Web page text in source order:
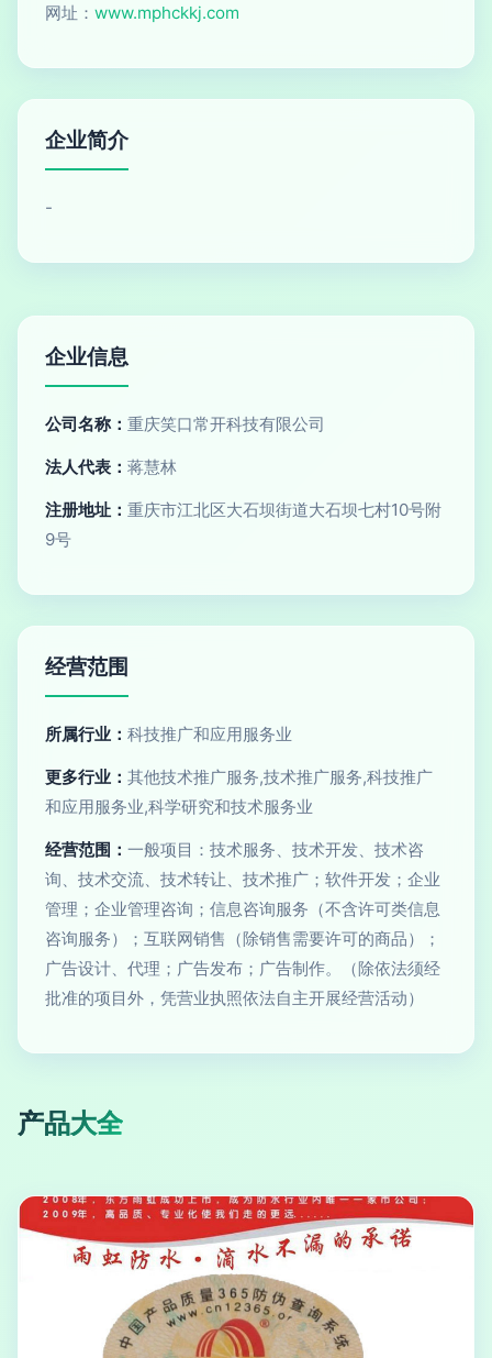
网址： www.mphckkj.com
企业简介
-
企业信息
公司名称： 重庆笑口常开科技有限公司
法人代表： 蒋慧林
注册地址： 重庆市江北区大石坝街道大石坝七村10号附
9号
经营范围
所属行业： 科技推广和应用服务业
更多行业： 其他技术推广服务,技术推广服务,科技推广
和应用服务业,科学研究和技术服务业
经营范围： 一般项目：技术服务、技术开发、技术咨
询、技术交流、技术转让、技术推广；软件开发；企业
管理；企业管理咨询；信息咨询服务（不含许可类信息
咨询服务）；互联网销售（除销售需要许可的商品）；
广告设计、代理；广告发布；广告制作。（除依法须经
批准的项目外，凭营业执照依法自主开展经营活动）
产品大全